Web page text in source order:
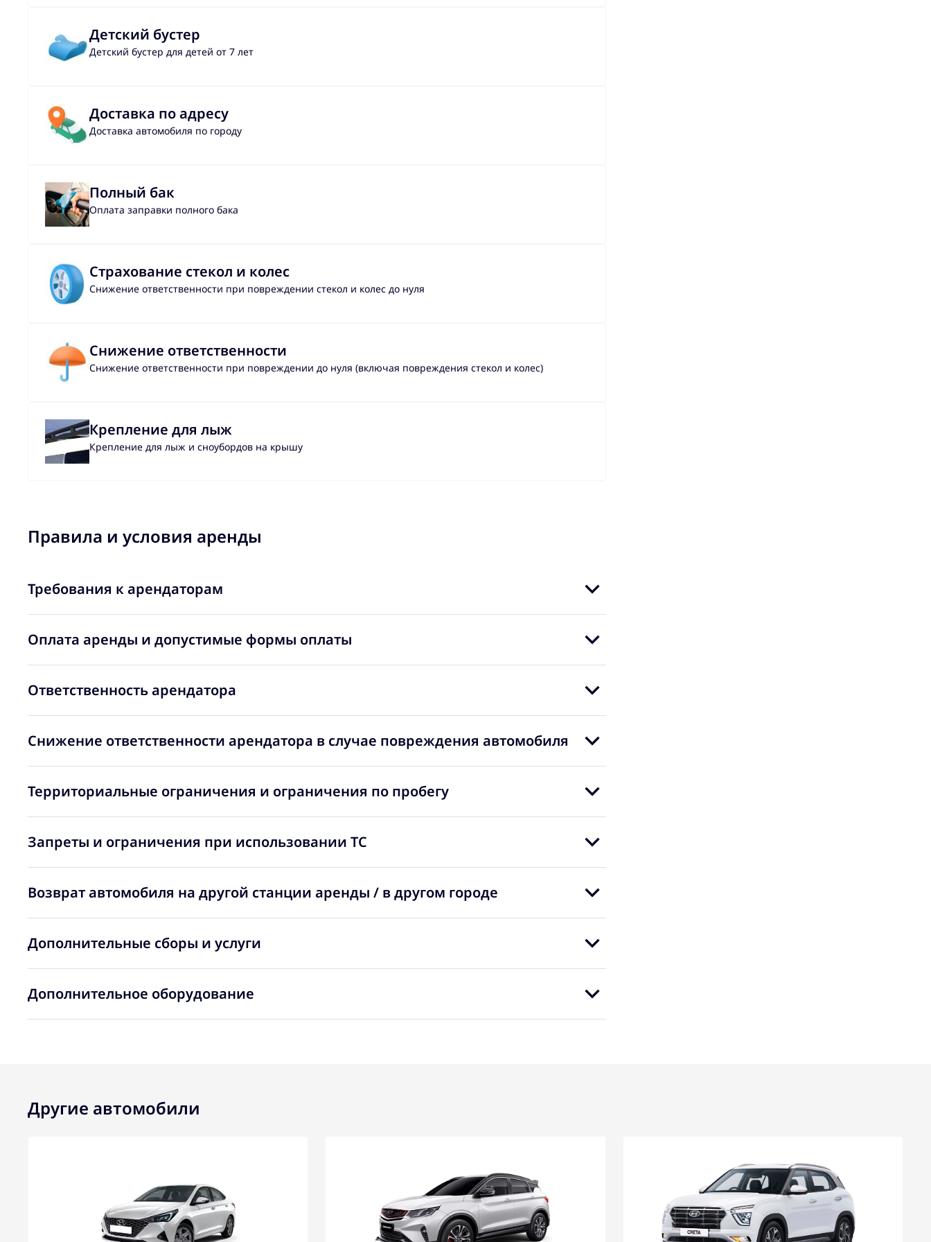
Детский бустер
Детский бустер для детей от 7 лет
Доставка по адресу
Доставка автомобиля по городу
Полный бак
Оплата заправки полного бака
Страхование стекол и колес
Снижение ответственности при повреждении стекол и колес до нуля
Снижение ответственности
Снижение ответственности при повреждении до нуля (включая повреждения стекол и колес)
Крепление для лыж
Крепление для лыж и сноубордов на крышу
Правила и условия аренды
Требования к арендаторам
Оплата аренды и допустимые формы оплаты
Ответственность арендатора
Снижение ответственности арендатора в случае повреждения автомобиля
Территориальные ограничения и ограничения по пробегу
Запреты и ограничения при использовании ТС
Возврат автомобиля на другой станции аренды / в другом городе
Дополнительные сборы и услуги
Дополнительное оборудование
Другие автомобили